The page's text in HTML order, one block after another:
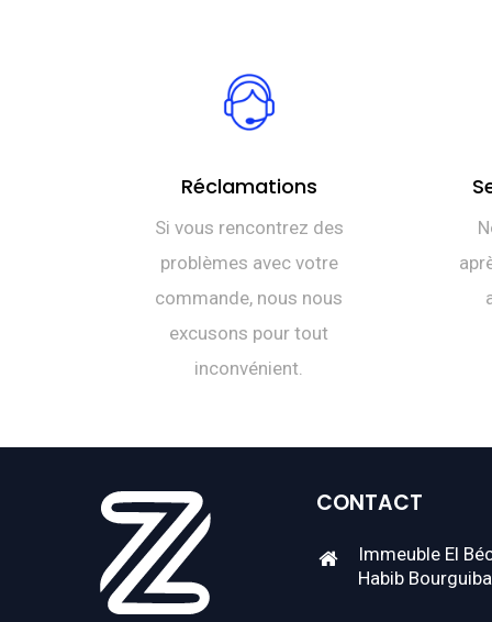
Réclamations
Si vous rencontrez des
problèmes avec votre
commande, nous nous
excusons pour tout
inconvénient.
CONTACT
Immeuble El
Habib